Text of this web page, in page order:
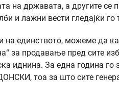
на државата, а другите се
и лажни вести гледајќи
на единството, можеме да
за продавање пред сите
иднина. За една година
тоа за што сите